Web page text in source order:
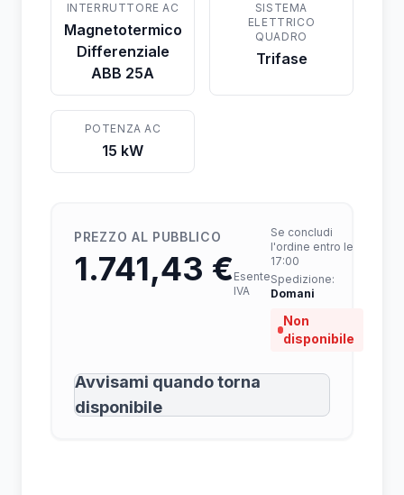
INTERRUTTORE AC
Magnetotermico
Differenziale
ABB 25A
SISTEMA
ELETTRICO
QUADRO
Trifase
POTENZA AC
15 kW
PREZZO AL PUBBLICO
1.741,43 €Esente
IVA
Se concludi
l'ordine entro le
17:00
Spedizione:
Domani
Non
disponibile
Avvisami quando torna
disponibile